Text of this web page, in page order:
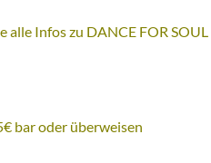
alle Infos zu DANCE FOR SOUL
bar oder überweisen